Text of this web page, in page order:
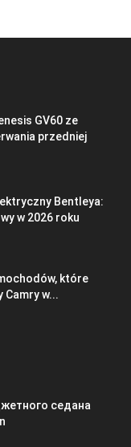
GV60 ze
przedniej
Bentleya:
w 2026 roku
które
Camry w...
седана